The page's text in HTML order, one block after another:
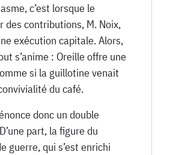
c’est lorsque le
des contributions, M. Noix,
exécution capitale. Alors,
s’anime : Oreille offre une
si la guillotine venait
du café.
donc un double
part, la figure du
guerre, qui s’est enrichi